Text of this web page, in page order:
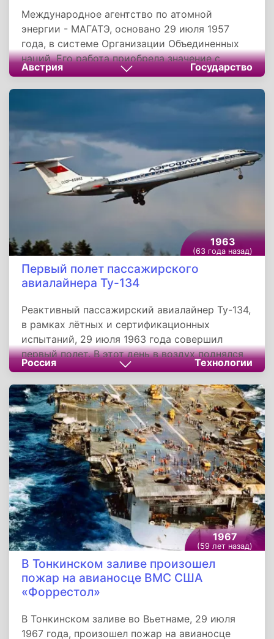
Международное агентство по атомной
энергии - МАГАТЭ, основано 29 июля 1957
года, в системе Организации Объединенных
наций. Его работа приобрела значение с
вступлением в силу утвержденного Устава
Генеральной Ассамблеей ООН. Целью МАГАТЭ
является развитие сотрудничества в области
мирного использования атомной энергии, а с
появлением Договора о нераспространении
ядерного оружия, его работа приобрела
особое значение, поскольку ДНЯО сделал
обязательным для каждого государства-
участника заключить с МАГАТЭ соглашение о
Австрия Государство
1963
(63 года назад)
Первый полет пассажирского
авиалайнера Ту-134
Реактивный пассажирский авиалайнер Ту-134,
в рамках лётных и сертификационных
испытаний, 29 июля 1963 года совершил
первый полет. В этот день в воздух поднялся
опытный образец самолёта ТУ-124А.
Воздушная машина была разработана в ОКБ
имени Туполева для авиалиний малой и
средней протяжённости и была рассчитана на
76-80 пассажиров.
Россия Технологии
1967
(59 лет назад)
В Тонкинском заливе произошел
пожар на авианосце ВМС США
«Форрестол»
В Тонкинском заливе во Вьетнаме, 29 июля
1967 года, произошел пожар на авианосце